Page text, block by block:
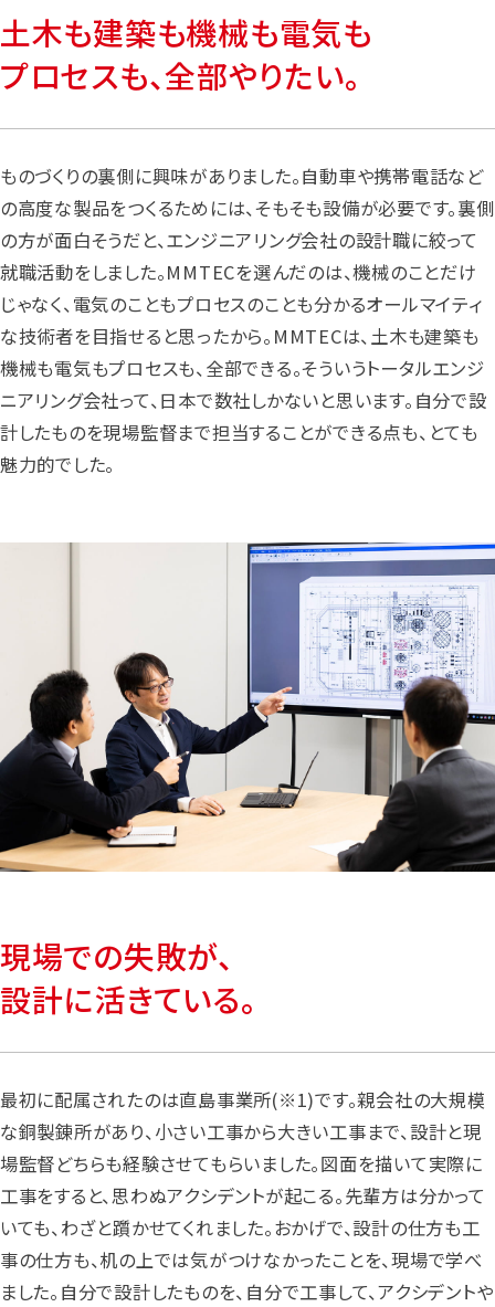
土木も建築も機械も電気も
プロセスも、全部やりたい。
ものづくりの裏側に興味がありました。自動車や携帯電話など
の高度な製品をつくるためには、そもそも設備が必要です。裏側
の方が面白そうだと、エンジニアリング会社の設計職に絞って
就職活動をしました。MMTECを選んだのは、機械のことだけ
じゃなく、電気のこともプロセスのことも分かるオールマイティ
な技術者を目指せると思ったから。MMTECは、土木も建築も
機械も電気もプロセスも、全部できる。そういうトータルエンジ
ニアリング会社って、日本で数社しかないと思います。自分で設
計したものを現場監督まで担当することができる点も、とても
魅力的でした。
現場での失敗が、
設計に活きている。
最初に配属されたのは直島事業所(※1)です。親会社の大規模
な銅製錬所があり、小さい工事から大きい工事まで、設計と現
場監督どちらも経験させてもらいました。図面を描いて実際に
工事をすると、思わぬアクシデントが起こる。先輩方は分かって
いても、わざと躓かせてくれました。おかげで、設計の仕方も工
事の仕方も、机の上では気がつけなかったことを、現場で学べ
ました。自分で設計したものを、自分で工事して、アクシデントや